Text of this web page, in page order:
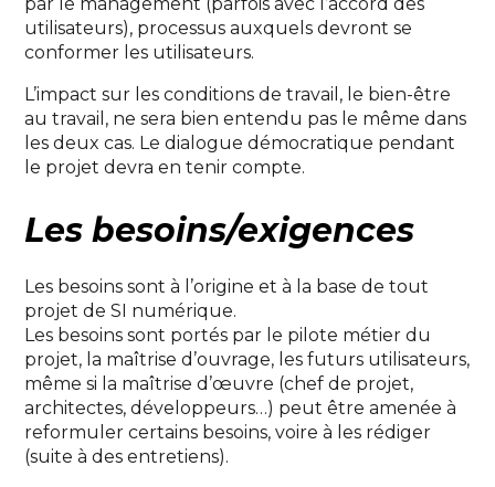
utilisateurs), processus auxquels devront se
conformer les utilisateurs.
L’impact sur les conditions de travail, le bien-être
au travail, ne sera bien entendu pas le même dans
les deux cas. Le dialogue démocratique pendant
le projet devra en tenir compte.
Les besoins/exigences
Les besoins sont à l’origine et à la base de tout
projet de SI numérique.
Les besoins sont portés par le pilote métier du
projet, la maîtrise d’ouvrage, les futurs utilisateurs,
même si la maîtrise d’œuvre (chef de projet,
architectes, développeurs…) peut être amenée à
reformuler certains besoins, voire à les rédiger
(suite à des entretiens).